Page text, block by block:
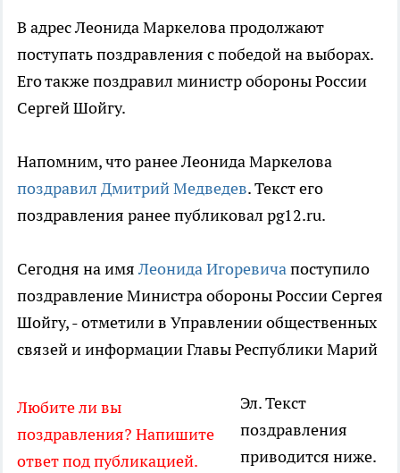
В адрес Леонида Маркелова продолжают
поступать поздравления с победой на выборах.
Его также поздравил министр обороны России
Сергей Шойгу.
Напомним, что ранее Леонида Маркелова
поздравил Дмитрий Медведев. Текст его
поздравления ранее публиковал pg12.ru.
Сегодня на имя Леонида Игоревичапоступило
поздравление Министра обороны России Сергея
Шойгу, - отметили в Управлении общественных
связей и информации Главы Республики Марий
Любите ли вы
поздравления? Напишите
ответ под публикацией.
Эл. Текст
поздравления
приводится ниже.